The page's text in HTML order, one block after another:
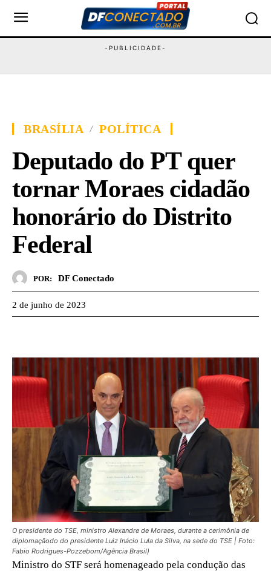
BRASÍLIA POLÍTICA
Deputado do PT quer
tornar Moraes cidadão
honorário do Distrito
Federal
POR: DF Conectado
2 de junho de 2023
O presidente do TSE, ministro Alexandre de Moraes, durante a cerimônia de
diplomaçãodo do presidente Luiz Inácio Lula da Silva, na sede do TSE | Foto:
Fabio Rodrigues-Pozzebom/Agência Brasil)
Ministro do STF será homenageado pela condução das